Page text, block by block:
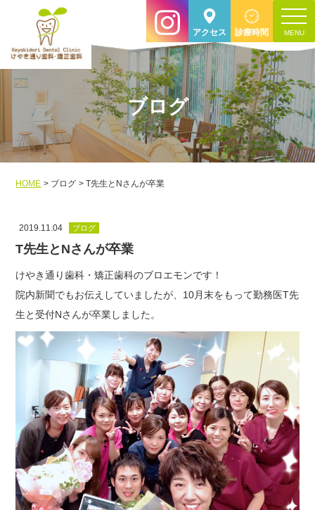
アクセス 診療時間
toggle
ブログ
HOME ブログ T先生とNさんが卒業
2019.11.04 ブログ
T先生とNさんが卒業
けやき通り歯科・矯正歯科のブロエモンです！
院内新聞でもお伝えしていましたが、10月末をもって勤務医T先
生と受付Nさんが卒業しました。